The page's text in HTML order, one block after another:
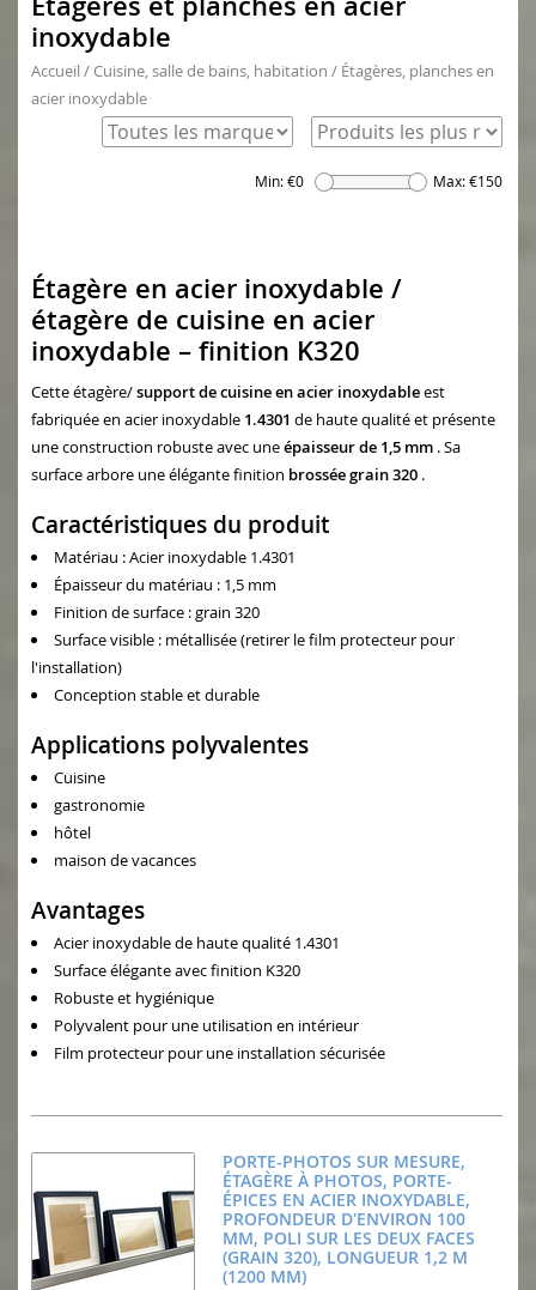
inoxydable
Accueil / Cuisine, salle de bains, habitation / Étagères, planches en
acier inoxydable
Min: €0 Max: €150
Étagère en acier inoxydable /
étagère de cuisine en acier
inoxydable – finition K320
Cette étagère/support de cuisineen acier inoxydableest
fabriquée en acier inoxydable 1.4301 de haute qualité et présente
une construction robuste avec uneépaisseur de 1,5 mm . Sa
surface arbore une élégante finition brossée grain 320 .
Caractéristiques du produit
Matériau : Acier inoxydable 1.4301
Épaisseur du matériau : 1,5 mm
Finition de surface : grain 320
Surface visible : métallisée (retirer le film protecteur pour
l'installation)
Conception stable et durable
Applications polyvalentes
Cuisine
gastronomie
hôtel
maison de vacances
Avantages
Acier inoxydable de haute qualité 1.4301
Surface élégante avec finition K320
Robuste et hygiénique
Polyvalent pour une utilisation en intérieur
Film protecteur pour une installation sécurisée
PORTE-PHOTOS SUR MESURE,
ÉTAGÈRE À PHOTOS, PORTE-
ÉPICES EN ACIER INOXYDABLE,
PROFONDEUR D'ENVIRON 100
MM, POLI SUR LES DEUX FACES
(GRAIN 320), LONGUEUR 1,2 M
(1200 MM)